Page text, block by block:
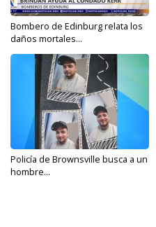
Bombero de Edinburg relata los
daños mortales...
Policía de Brownsville busca a un
hombre...